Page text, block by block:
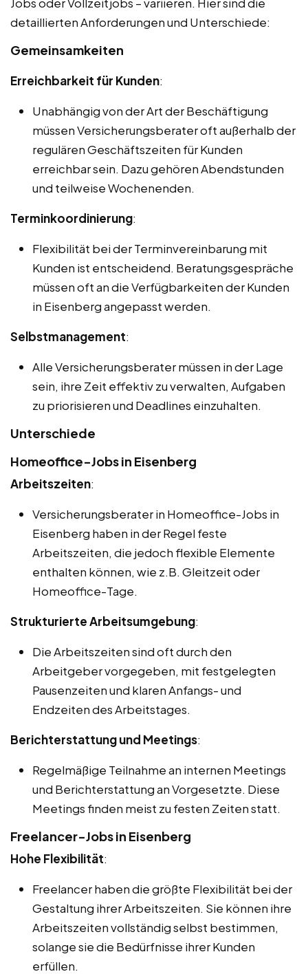
detaillierten Anforderungen und Unterschiede:
Gemeinsamkeiten
Erreichbarkeit für Kunden:
Unabhängig von der Art der Beschäftigung
müssen Versicherungsberater oft außerhalb der
regulären Geschäftszeiten für Kunden
erreichbar sein. Dazu gehören Abendstunden
und teilweise Wochenenden.
Terminkoordinierung:
Flexibilität bei der Terminvereinbarung mit
Kunden ist entscheidend. Beratungsgespräche
müssen oft an die Verfügbarkeiten der Kunden
in Eisenberg angepasst werden.
Selbstmanagement:
Alle Versicherungsberater müssen in der Lage
sein, ihre Zeit effektiv zu verwalten, Aufgaben
zu priorisieren und Deadlines einzuhalten.
Unterschiede
Homeoffice-Jobs in Eisenberg
Arbeitszeiten:
Versicherungsberater in Homeoffice-Jobs in
Eisenberg haben in der Regel feste
Arbeitszeiten, die jedoch flexible Elemente
enthalten können, wie z.B. Gleitzeit oder
Homeoffice-Tage.
Strukturierte Arbeitsumgebung:
Die Arbeitszeiten sind oft durch den
Arbeitgeber vorgegeben, mit festgelegten
Pausenzeiten und klaren Anfangs- und
Endzeiten des Arbeitstages.
Berichterstattung und Meetings:
Regelmäßige Teilnahme an internen Meetings
und Berichterstattung an Vorgesetzte. Diese
Meetings finden meist zu festen Zeiten statt.
Freelancer-Jobs in Eisenberg
Hohe Flexibilität:
Freelancer haben die größte Flexibilität bei der
Gestaltung ihrer Arbeitszeiten. Sie können ihre
Arbeitszeiten vollständig selbst bestimmen,
solange sie die Bedürfnisse ihrer Kunden
erfüllen.